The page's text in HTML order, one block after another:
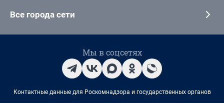
Все города сети
Мы в соцсетях
Контактные данные для Роскомнадзора и государственных органов